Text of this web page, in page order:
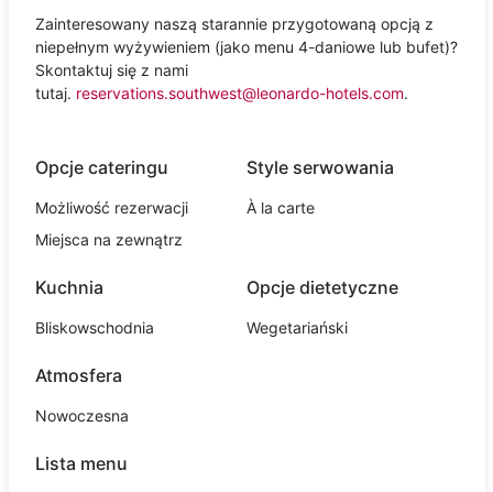
Zainteresowany naszą starannie przygotowaną opcją z
niepełnym wyżywieniem (jako menu 4-daniowe lub bufet)?
Skontaktuj się z nami
tutaj. reservations.southwest@leonardo-hotels.com.
Opcje cateringu
Możliwość rezerwacji
Miejsca na zewnątrz
Style serwowania
À la carte
Kuchnia
Bliskowschodnia
Opcje dietetyczne
Wegetariański
Atmosfera
Nowoczesna
Lista menu